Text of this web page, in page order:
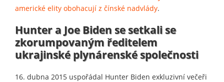
americké elity obohacují z čínské nadvlády.
Hunter a Joe Biden se setkali se
zkorumpovaným ředitelem
ukrajinské plynárenské společnosti
16. dubna 2015 uspořádal Hunter Biden exkluzivní večeři